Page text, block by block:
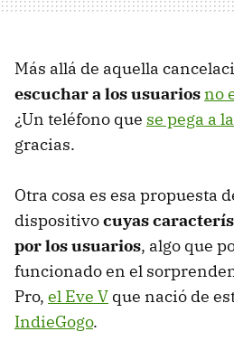
Más allá de aquella
escuchar a los usuariosno
¿Un teléfono que se pega a
gracias.
Otra cosa es esa propuesta
dispositivocuyas
por los usuarios, algo que
funcionado en el
Pro, el Eve V que nació de
IndieGogo.